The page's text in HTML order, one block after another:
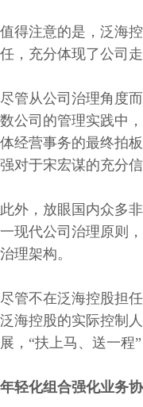
值得注意的是，泛海
任，充分体现了公司
尽管从公司治理角度
数公司的管理实践中
体经营事务的最终拍
强对于宋宏谋的充分信
此外，放眼国内众多
一现代公司治理原则
治理架构。
尽管不在泛海控股担
泛海控股的实际控制
展，“扶上马、送一程
年轻化组合强化业务